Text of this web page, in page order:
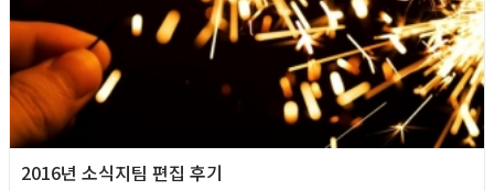
2016년 소식지팀 편집 후기